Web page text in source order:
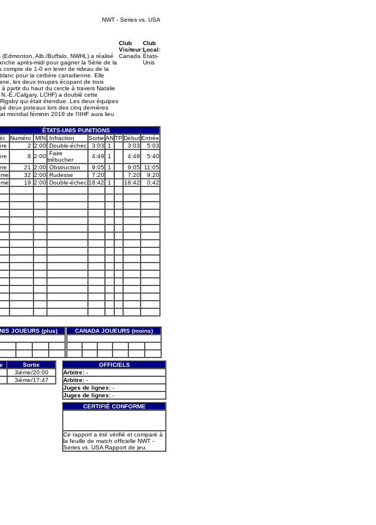
NWT - Series vs. USA
Alb./Buffalo, NWHL) a réalisé
après-midi pour gagner la Série de la
compte de 1-0 en lever de rideau de la
pour la cerbère canadienne. Elle
les deux troupes écopant de trois
partir du haut du cercle à travers Natalie
É./Calgary, LCHF) a doublé cette
qui était étendue. Les deux équipes
deux poteaux lors des cinq dernières
mondial féminin 2019 de l'IIHF aura lieu
Club
Visiteur:
Canada
Club
Local:
États-
Unis
ÉTATS-UNIS PUNITIONS
Numéro MIN Infraction Sortie ANTPDébutEntrée
2 2:00 Double-échec 3:03 1 3:03
5:03
8 2:00 Faire
trébucher
4:49 1 4:49
5:40
21 2:00 Obstruction 9:05 1 9:05
11:05
32 2:00 Rudesse 7:20 7:20
9:20
19 2:00 Double-échec 18:42 1 18:42 0:42
JOUEURS (plus)
CANADA JOUEURS (moins)
Sortie
3ième/20:00
3ième/17:47
OFFICIELS
Arbitre: -
Arbitre: -
Juges de lignes: -
Juges de lignes: -
CERTIFIÉ CONFORME
Ce rapport a été vérifié et comparé à
la feuille de match officielle NWT -
Series vs. USA Rapport de jeu.